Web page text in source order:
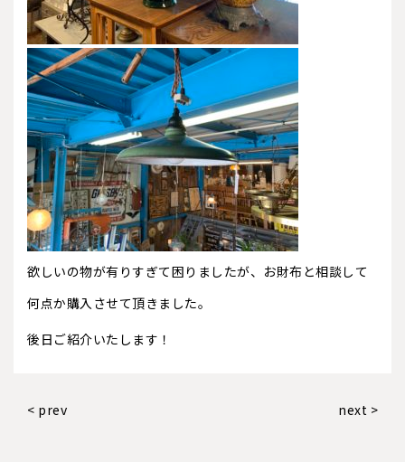
欲しいの物が有りすぎて困りましたが、お財布と相談して
何点か購入させて頂きました。
後日ご紹介いたします！
< prev next >